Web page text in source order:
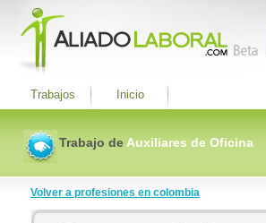
Trabajos Inicio
Trabajo deAuxiliares de Oficina
Volver a profesiones en colombia